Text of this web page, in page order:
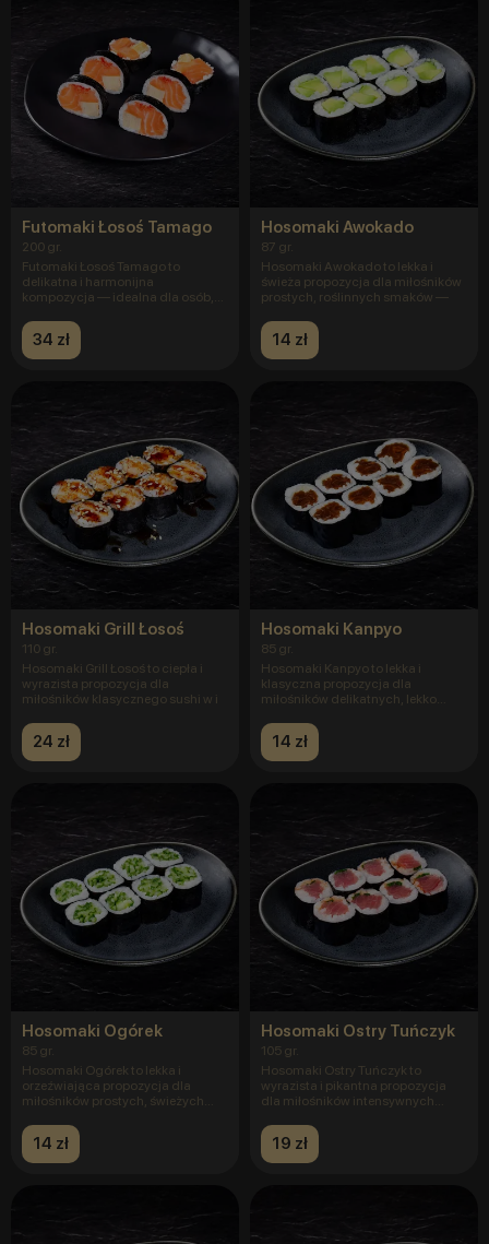
Futomaki Łosoś Tamago
200 gr.
Futomaki Łosoś Tamago to
delikatna i harmonijna
kompozycja — idealna dla osób,
34 zł
Hosomaki Awokado
87 gr.
Hosomaki Awokado to lekka i
świeża propozycja dla miłośników
prostych, roślinnych smaków —
14 zł
Hosomaki Grill Łosoś
110 gr.
Hosomaki Grill Łosoś to ciepła i
wyrazista propozycja dla
miłośników klasycznego sushi w i
24 zł
Hosomaki Kanpyo
85 gr.
Hosomaki Kanpyo to lekka i
klasyczna propozycja dla
miłośników delikatnych, lekko
14 zł
Hosomaki Ogórek
85 gr.
Hosomaki Ogórek to lekka i
orzeźwiająca propozycja dla
miłośników prostych, świeżych
14 zł
Hosomaki Ostry Tuńczyk
105 gr.
Hosomaki Ostry Tuńczyk to
wyrazista i pikantna propozycja
dla miłośników intensywnych
19 zł